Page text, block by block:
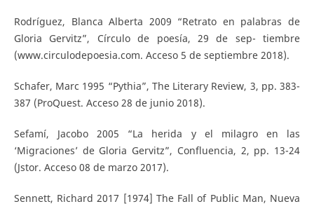
Rodríguez, Blanca Alberta 2009 “Retrato en palabras de
Gloria Gervitz”, Círculo de poesía, 29 de sep- tiembre
(www.circulodepoesia.com. Acceso 5 de septiembre 2018).
Schafer, Marc 1995 “Pythia”, The Literary Review, 3, pp. 383-
387 (ProQuest. Acceso 28 de junio 2018).
Sefamí, Jacobo 2005 “La herida y el milagro en las
‘Migraciones’ de Gloria Gervitz”, Confluencia, 2, pp. 13-24
(Jstor. Acceso 08 de marzo 2017).
Sennett, Richard 2017 [1974] The Fall of Public Man, Nueva